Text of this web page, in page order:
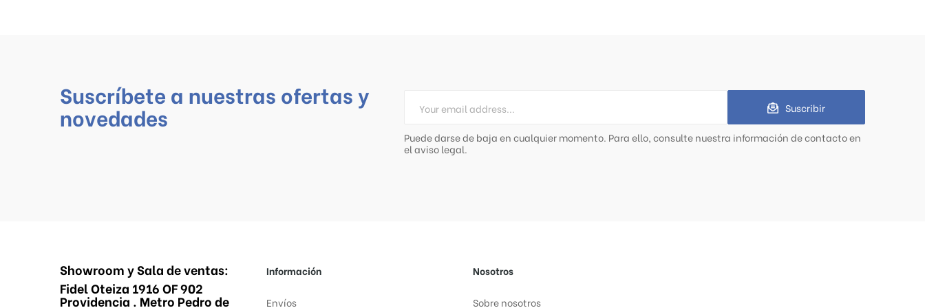
Suscríbete a nuestras ofertas y
novedades Suscribir
Puede darse de baja en cualquier momento. Para ello, consulte nuestra información de contacto en
el aviso legal.
Showroom y Sala de ventas:
Fidel Oteiza 1916 OF 902
Providencia . Metro Pedro de
Información
Envíos
Nosotros
Sobre nosotros